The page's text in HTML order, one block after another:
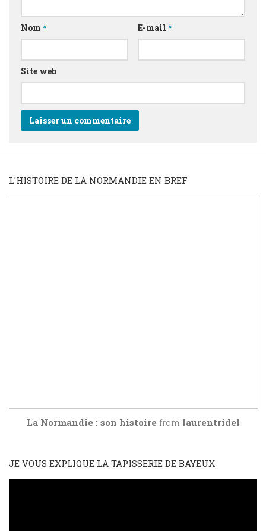
Nom * E-mail *
Site web
L'HISTOIRE DE LA NORMANDIE EN BREF
La Normandie : son histoire from laurentridel
JE VOUS EXPLIQUE LA TAPISSERIE DE BAYEUX